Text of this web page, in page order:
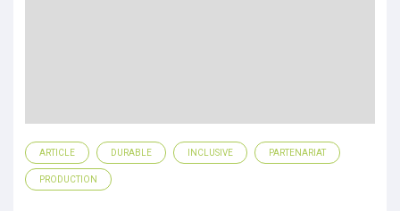
ARTICLE DURABLE INCLUSIVE PARTENARIAT
PRODUCTION